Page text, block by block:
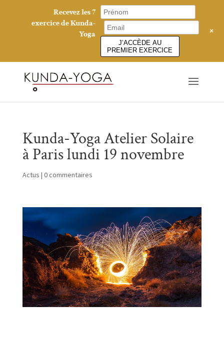
Kunda-Yoga Atelier Solaire
à Paris lundi 19 novembre
Actus | 0 commentaires
Recevez les 7
exercice de Kunda-
Yoga
J’ACCÈDE AU
PREMIER EXERCICE
+